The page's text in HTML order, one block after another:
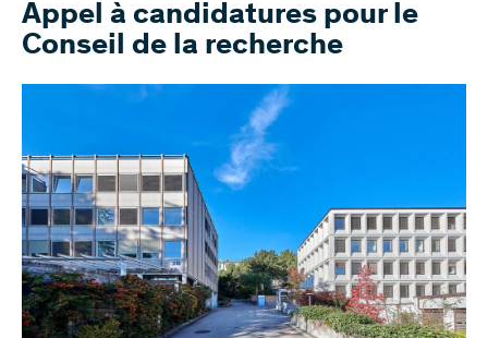
Appel à candidatures pour le
Conseil de la recherche